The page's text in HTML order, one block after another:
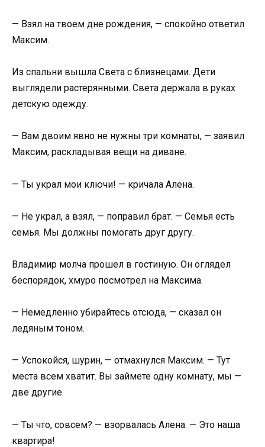
— Взял на твоем дне рождения, — спокойно ответил
Максим.
Из спальни вышла Света с близнецами. Дети
выглядели растерянными. Света держала в руках
детскую одежду.
— Вам двоим явно не нужны три комнаты, — заявил
Максим, раскладывая вещи на диване.
— Ты украл мои ключи! — кричала Алена.
— Не украл, а взял, — поправил брат. — Семья есть
семья. Мы должны помогать друг другу.
Владимир молча прошел в гостиную. Он оглядел
беспорядок, хмуро посмотрел на Максима.
— Немедленно убирайтесь отсюда, — сказал он
ледяным тоном.
— Успокойся, шурин, — отмахнулся Максим. — Тут
места всем хватит. Вы займете одну комнату, мы —
две другие.
— Ты что, совсем? — взорвалась Алена. — Это наша
квартира!